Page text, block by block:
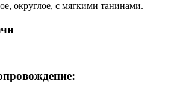
округлое, с мягкими танинами.